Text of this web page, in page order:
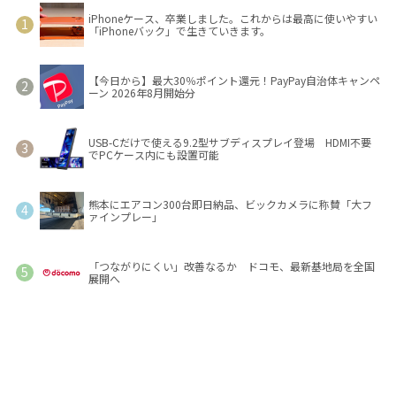
iPhoneケース、卒業しました。これからは最高に使いやすい
「iPhoneバック」で生きていきます。
【今日から】最大30％ポイント還元！PayPay自治体キャンペ
ーン 2026年8月開始分
USB-Cだけで使える9.2型サブディスプレイ登場 HDMI不要
でPCケース内にも設置可能
熊本にエアコン300台即日納品、ビックカメラに称賛「大フ
ァインプレー」
「つながりにくい」改善なるか ドコモ、最新基地局を全国
展開へ